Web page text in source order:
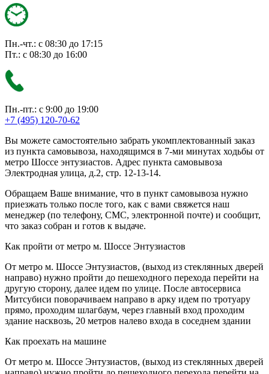
Пн.-чт.: с 08:30 до 17:15
Пт.: с 08:30 до 16:00
Пн.-пт.: с 9:00 до 19:00
+7 (495) 120-70-62
Вы можете самостоятельно забрать укомплектованный заказ
из пункта самовывоза, находящимся в 7-ми минутах ходьбы от
метро Шоссе энтузиастов. Адрес пункта самовывоза
Электродная улица, д.2, стр. 12-13-14.
Обращаем Ваше внимание, что в пункт самовывоза нужно
приезжать только после того, как с вами свяжется наш
менеджер (по телефону, СМС, электронной почте) и сообщит,
что заказ собран и готов к выдаче.
Как пройти от метро м. Шоссе Энтузиастов
От метро м. Шоссе Энтузиастов, (выход из стеклянных дверей
направо) нужно пройти до пешеходного перехода перейти на
другую сторону, далее идем по улице. После автосервиса
Митсубиси поворачиваем направо в арку идем по тротуару
прямо, проходим шлагбаум, через главный вход проходим
здание насквозь, 20 метров налево входа в соседнем здании
Как проехать на машине
От метро м. Шоссе Энтузиастов, (выход из стеклянных дверей